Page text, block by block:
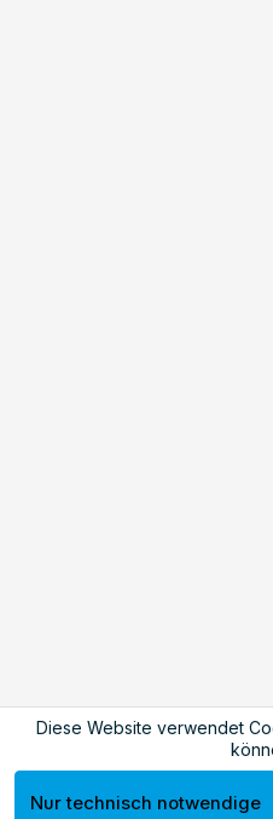
Diese Website verwendet
Nur technisch notwendige